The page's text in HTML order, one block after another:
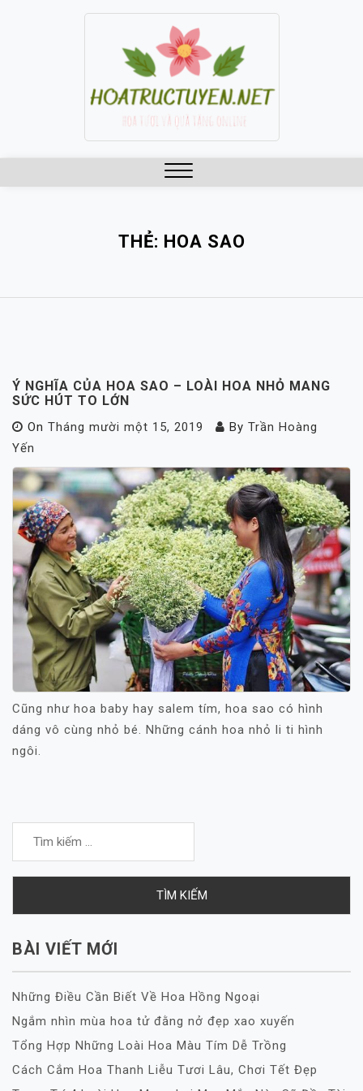
THẺ: HOA SAO
Ý NGHĨA CỦA HOA SAO – LOÀI HOA NHỎ MANG
SỨC HÚT TO LỚN
On Tháng mười một 15, 2019 By Trần Hoàng
Yến
Cũng như hoa baby hay salem tím, hoa sao có hình
dáng vô cùng nhỏ bé. Những cánh hoa nhỏ li ti hình
ngôi.
Tìm
kiếm
cho:
BÀI VIẾT MỚI
Những Điều Cần Biết Về Hoa Hồng Ngoại
Ngắm nhìn mùa hoa tử đằng nở đẹp xao xuyến
Tổng Hợp Những Loài Hoa Màu Tím Dễ Trồng
Cách Cắm Hoa Thanh Liễu Tươi Lâu, Chơi Tết Đẹp